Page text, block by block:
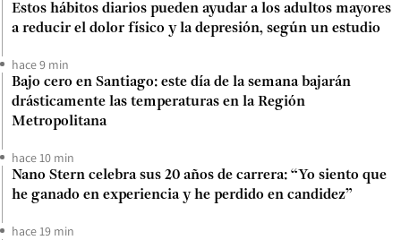
Estos hábitos diarios pueden ayudar a los adultos mayores
a reducir el dolor físico y la depresión, según un estudio
hace 9 min
Bajo cero en Santiago: este día de la semana bajarán
drásticamente las temperaturas en la Región
Metropolitana
hace 10 min
Nano Stern celebra sus 20 años de carrera: “Yo siento que
he ganado en experiencia y he perdido en candidez”
hace 19 min